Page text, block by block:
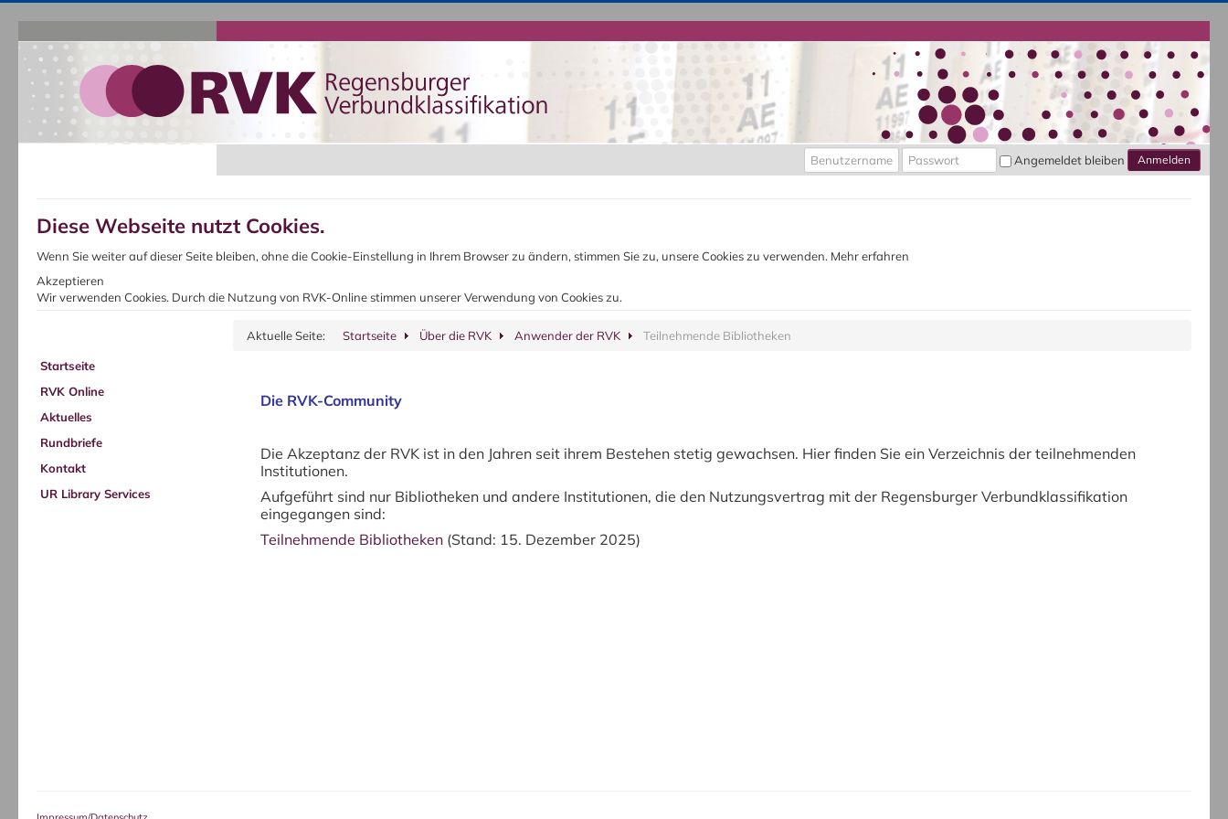
Benutzername Passwort Angemeldet bleiben Anmelden
Diese Webseite nutzt Cookies.
Wenn Sie weiter auf dieser Seite bleiben, ohne die Cookie-Einstellung in Ihrem Browser zu ändern, stimmen Sie zu, unsere Cookies zu verwenden. Mehr erfahren
Akzeptieren
Wir verwenden Cookies. Durch die Nutzung von RVK-Online stimmen unserer Verwendung von Cookies zu.
Startseite
RVK Online
Aktuelles
Rundbriefe
Kontakt
UR Library Services
Aktuelle Seite: Startseite Über die RVK Anwender der RVK Teilnehmende Bibliotheken
Die RVK-Community
Die Akzeptanz der RVK ist in den Jahren seit ihrem Bestehen stetig gewachsen. Hier finden Sie ein Verzeichnis der teilnehmenden
Institutionen.
Aufgeführt sind nur Bibliotheken und andere Institutionen, die den Nutzungsvertrag mit der Regensburger Verbundklassifikation
eingegangen sind:
Teilnehmende Bibliotheken (Stand: 15. Dezember 2025)